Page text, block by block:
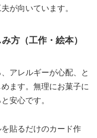
が向いています。
方（工作・絵本）
アレルギーが心配、と
ます。無理にお菓子に
安心です。
貼るだけのカード作